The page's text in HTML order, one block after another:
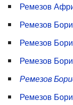
Ремезов
Ремезов
Ремезов
Ремезов
Ремезов
Ремезов